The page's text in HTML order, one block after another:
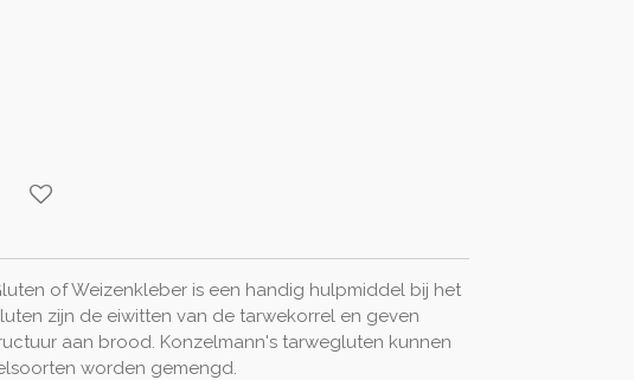
of Weizenkleber is een handig hulpmiddel bij het
zijn de eiwitten van de tarwekorrel en geven
aan brood. Konzelmann's tarwegluten kunnen
worden gemengd.